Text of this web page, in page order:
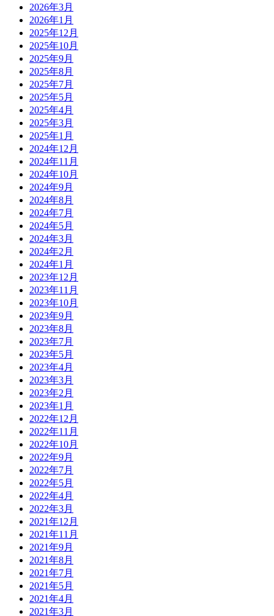
2026年3月
2026年1月
2025年12月
2025年10月
2025年9月
2025年8月
2025年7月
2025年5月
2025年4月
2025年3月
2025年1月
2024年12月
2024年11月
2024年10月
2024年9月
2024年8月
2024年7月
2024年5月
2024年3月
2024年2月
2024年1月
2023年12月
2023年11月
2023年10月
2023年9月
2023年8月
2023年7月
2023年5月
2023年4月
2023年3月
2023年2月
2023年1月
2022年12月
2022年11月
2022年10月
2022年9月
2022年7月
2022年5月
2022年4月
2022年3月
2021年12月
2021年11月
2021年9月
2021年8月
2021年7月
2021年5月
2021年4月
2021年3月